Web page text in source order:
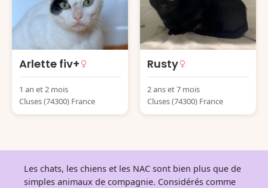
Arlette fiv+
1 an et 2 mois
Cluses (74300) France
Rusty
2 ans et 7 mois
Cluses (74300) France
Les chats, les chiens et les NAC sont bien plus que de
simples animaux de compagnie. Considérés comme